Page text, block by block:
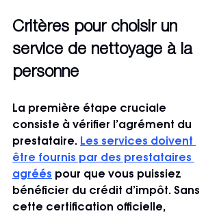
Critères pour choisir un
service de nettoyage à la
personne
La première étape cruciale
consiste à vérifier l’agrément du
prestataire. Les services doivent
être fournis par des prestataires
agréés pour que vous puissiez
bénéficier du crédit d’impôt. Sans
cette certification officielle,